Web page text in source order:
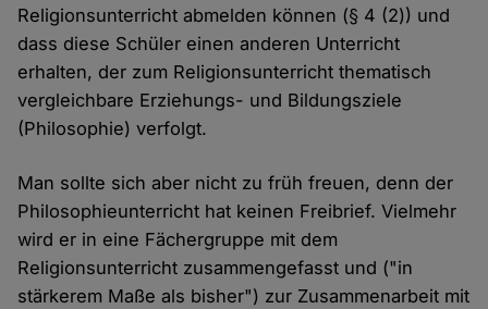
Religionsunterricht abmelden können (§ 4 (2)) und
dass diese Schüler einen anderen Unterricht
erhalten, der zum Religionsunterricht thematisch
vergleichbare Erziehungs- und Bildungsziele
(Philosophie) verfolgt.
Man sollte sich aber nicht zu früh freuen, denn der
Philosophieunterricht hat keinen Freibrief. Vielmehr
wird er in eine Fächergruppe mit dem
Religionsunterricht zusammengefasst und ("in
stärkerem Maße als bisher") zur Zusammenarbeit mit